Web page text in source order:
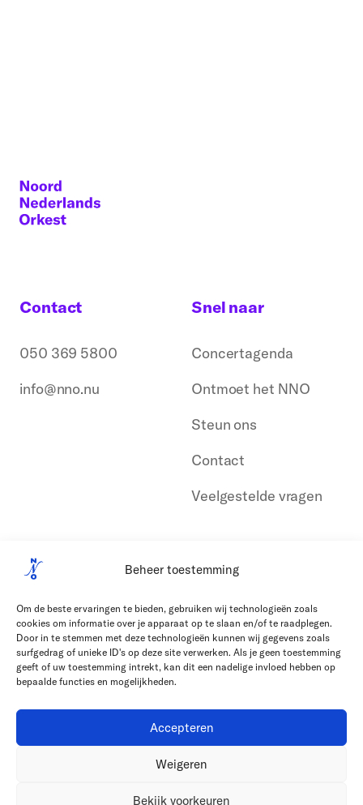
Beheer toestemming
Om de beste ervaringen te bieden, gebruiken wij technologieën zoals
cookies om informatie over je apparaat op te slaan en/of te raadplegen.
Door in te stemmen met deze technologieën kunnen wij gegevens zoals
surfgedrag of unieke ID's op deze site verwerken. Als je geen toestemming
geeft of uw toestemming intrekt, kan dit een nadelige invloed hebben op
bepaalde functies en mogelijkheden.
Accepteren
Weigeren
Bekijk voorkeuren
Contact
050 369 5800
info@nno.nu
Snel naar
Concertagenda
Ontmoet het NNO
Steun ons
Contact
Veelgestelde vragen